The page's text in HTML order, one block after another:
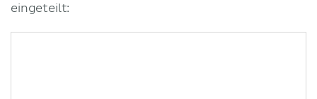
eingeteilt: